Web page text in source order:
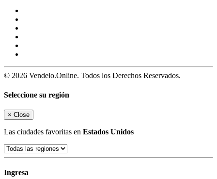
© 2026 Vendelo.Online. Todos los Derechos Reservados.
Seleccione su región
× Close
Las ciudades favoritas en Estados Unidos
Ingresa